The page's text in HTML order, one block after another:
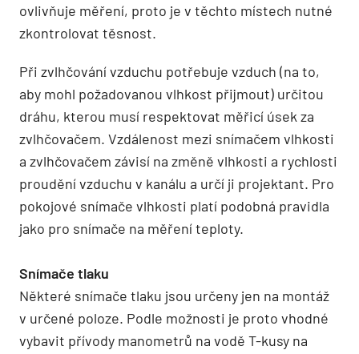
ovlivňuje měření, proto je v těchto místech nutné
zkontrolovat těsnost.
Při zvlhčování vzduchu potřebuje vzduch (na to,
aby mohl požadovanou vlhkost přijmout) určitou
dráhu, kterou musí respektovat měřicí úsek za
zvlhčovačem. Vzdálenost mezi snímačem vlhkosti
a zvlhčovačem závisí na změně vlhkosti a rychlosti
proudění vzduchu v kanálu a určí ji projektant. Pro
pokojové snímače vlhkosti platí podobná pravidla
jako pro snímače na měření teploty.
Snímače tlaku
Některé snímače tlaku jsou určeny jen na montáž
v určené poloze. Podle možnosti je proto vhodné
vybavit přívody manometrů na vodě T-kusy na